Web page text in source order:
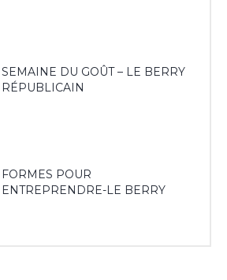
SEMAINE DU GOÛT – LE BERRY
RÉPUBLICAIN
FORMES POUR
ENTREPRENDRE-LE BERRY